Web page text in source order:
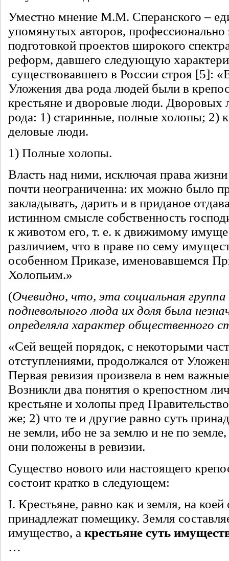
Уместно мнение М.М. Сперанского –
упомянутых авторов, профессионально
подготовкой проектов широкого
реформ, давшего следующую
существовавшего в России строя [5]:
Уложения два рода людей были в
крестьяне и дворовые люди. Дворовых
рода: 1) старинные, полные холопы; 2)
деловые люди.
1) Полные холопы.
Власть над ними, исключая права
почти неограниченна: их можно было
закладывать, дарить и в приданое
истинном смысле собственность
к животом его, т. е. к движимому
различием, что в праве по сему
особенном Приказе, именовавшемся
Холопьим.»
(Очевидно, что, эта социальная
подневольного люда их доля была
определяла характер общественного
«Сей вещей порядок, с некоторыми
отступлениями, продолжался от
Первая ревизия произвела в нем
Возникли два понятия о крепостном
крестьяне и холопы пред
же; 2) что те и другие равно суть
не земли, ибо не за землю и не по
они положены в ревизии.
Существо нового или настоящего
состоит кратко в следующем:
I. Крестьяне, равно как и земля, на
принадлежат помещику. Земля
имущество, а крестьяне суть
…